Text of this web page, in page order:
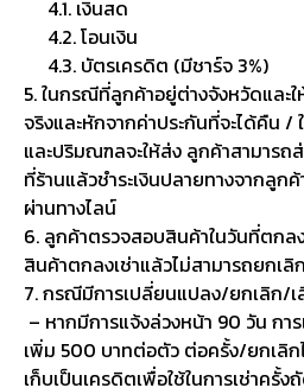
4.1. เงินสด
4.2. โอนเงิน
4.3. บัตรเครดิต (มีชาร์จ 3%)
5. ในกรณีที่ลูกค้าอยู่ต่างจังหวัดและ
จริงและหักจากค่าประกันที่จะได้คืน
และปริมณฑลจะให้ส่ง ลูกค้าสามารถ
ที่ร้านแล้วชำระเงินปลายทางจากลู
ผ่านทางไลน์
6. ลูกค้าตรวจสอบสินค้าในวันที่ตกลง
สินค้าตกลงเช่าแล้วไม่สามารถยกเ
7. กรณีมีการเปลี่ยนแปลง/ยกเลิก/
– หากมีการแจ้งล่วงหน้า 90 วัน กา
เพิ่ม 500 บาทต่อตัว ต่อครั้ง/ยกเลิ
เก็บเป็นเครดิตเพื่อใช้ในการเช่าครั้